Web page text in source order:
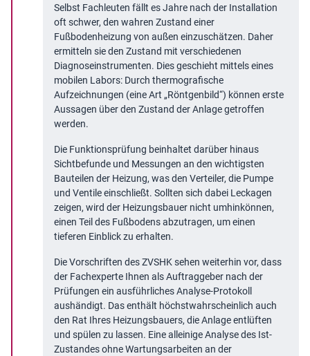
Selbst Fachleuten fällt es Jahre nach der Installation
oft schwer, den wahren Zustand einer
Fußbodenheizung von außen einzuschätzen. Daher
ermitteln sie den Zustand mit verschiedenen
Diagnoseinstrumenten. Dies geschieht mittels eines
mobilen Labors: Durch thermografische
Aufzeichnungen (eine Art „Röntgenbild“) können erste
Aussagen über den Zustand der Anlage getroffen
werden.
Die Funktionsprüfung beinhaltet darüber hinaus
Sichtbefunde und Messungen an den wichtigsten
Bauteilen der Heizung, was den Verteiler, die Pumpe
und Ventile einschließt. Sollten sich dabei Leckagen
zeigen, wird der Heizungsbauer nicht umhinkönnen,
einen Teil des Fußbodens abzutragen, um einen
tieferen Einblick zu erhalten.
Die Vorschriften des ZVSHK sehen weiterhin vor, dass
der Fachexperte Ihnen als Auftraggeber nach der
Prüfungen ein ausführliches Analyse-Protokoll
aushändigt. Das enthält höchstwahrscheinlich auch
den Rat Ihres Heizungsbauers, die Anlage entlüften
und spülen zu lassen. Eine alleinige Analyse des Ist-
Zustandes ohne Wartungsarbeiten an der